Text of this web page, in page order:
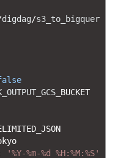
digdag/s3_to_bigquer
BUCKET
'%Y-%m-%d %H:%M:%S'